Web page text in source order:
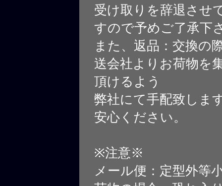
受け取りを辞退させ
すので予めご了承下
また、返品：交換の
送会社よりお荷物を
頂けるよう
弊社にて手配致しま
安心ください。
※注意※
メール便：定型外等